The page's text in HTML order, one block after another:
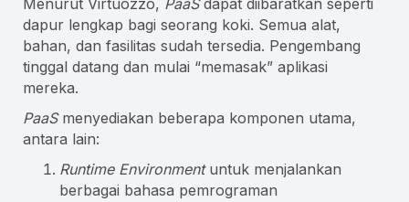
Menurut Virtuozzo, PaaSdapat diibaratkan seperti
dapur lengkap bagi seorang koki. Semua alat,
bahan, dan fasilitas sudah tersedia. Pengembang
tinggal datang dan mulai “memasak” aplikasi
mereka.
PaaS menyediakan beberapa komponen utama,
antara lain:
Runtime Environmentuntuk menjalankan
berbagai bahasa pemrograman